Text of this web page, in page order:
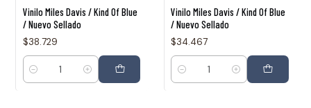
Vinilo Miles Davis / Kind Of Blue
/ Nuevo Sellado
$38.729
Cantidad
Vinilo Miles Davis / Kind Of Blue
/ Nuevo Sellado
$34.467
Cantidad